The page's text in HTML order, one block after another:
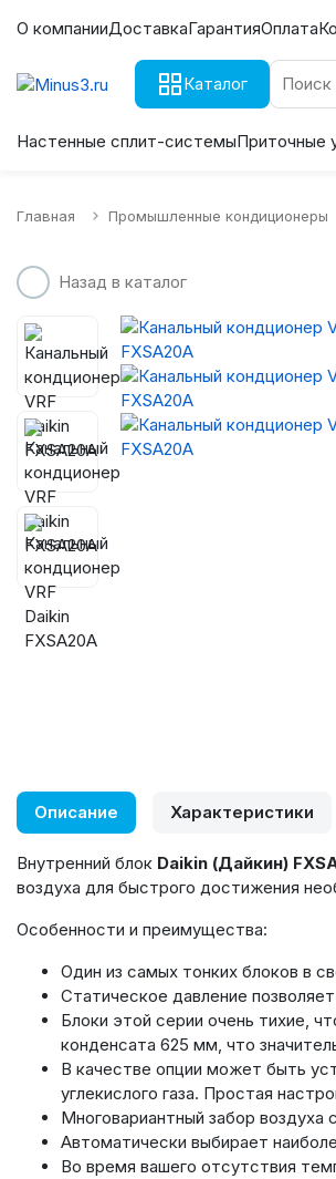
О компанииДоставкаГарантияОплата
Каталог
Настенные сплит-системыПриточные
Главная Промышленные кондиционеры
Назад в каталог
Описание Характеристики
Внутренний блок Daikin (Дайкин)
воздуха для быстрого достижения
Особенности и преимущества:
Один из самых тонких блоков в
Статическое давление
Блоки этой серии очень тихие,
конденсата 625 мм, что
В качестве опции может быть
углекислого газа. Простая
Многовариантный забор воздуха
Автоматически выбирает
Во время вашего отсутствия